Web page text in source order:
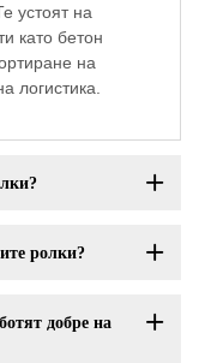
устоят на
като бетон
на
логистика.
ролки?
добре на